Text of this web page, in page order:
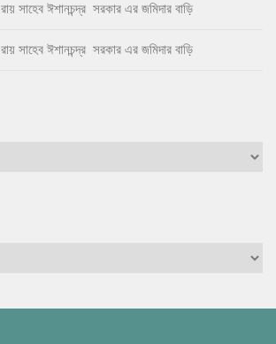
রায় সাহেব ঈশানচন্দ্র সরকার এর জমিদার বাড়ি
রায় সাহেব ঈশানচন্দ্র সরকার এর জমিদার বাড়ি